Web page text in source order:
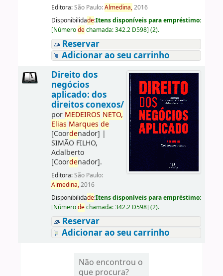
Editora:São Paulo:Almedina,2016
Disponibilidade:Itens disponíveis para empréstimo:
[Númerodechamada:342.2 D598] (2).
Reservar
Adicionar ao seu carrinho
Direito dos
negócios
aplicado: dos
direitos conexos/
por MEDEIROS NETO,
Elias Marques de
[Coordenador] |
SIMÃO FILHO,
Adalberto
[Coordenador].
Editora:São Paulo:
Almedina,2016
Disponibilidade:Itens disponíveis para empréstimo:
[Númerodechamada:342.2 D598] (2).
Reservar
Adicionar ao seu carrinho
Não encontrou o
que procura?